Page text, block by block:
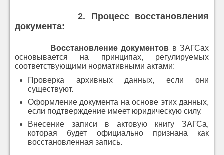
2. Процесс восстановления
документа:
Восстановление документов в ЗАГСах
основывается на принципах, регулируемых
соответствующими нормативными актами:
Проверка архивных данных, если они
существуют.
Оформление документа на основе этих данных,
если подтверждение имеет юридическую силу.
Внесение записи в актовую книгу ЗАГСа,
которая будет официально признана как
восстановленная запись.